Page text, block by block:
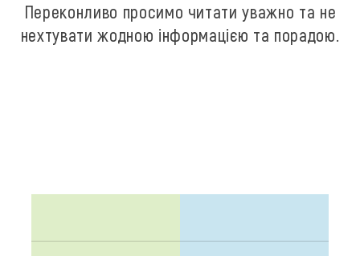
Переконливо просимо читати уважно та не
нехтувати жодною інформацією та порадою.